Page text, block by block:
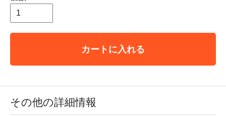
カートに入れる
その他の詳細情報